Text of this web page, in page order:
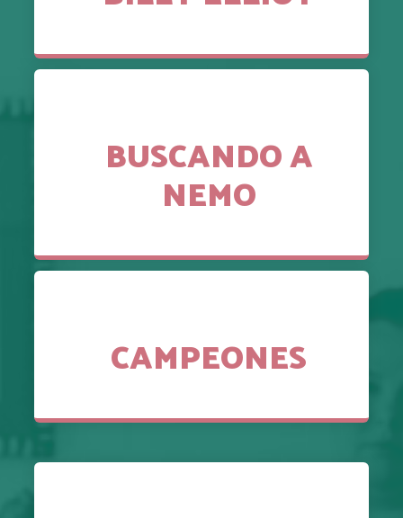
BUSCANDO A
NEMO
CAMPEONES